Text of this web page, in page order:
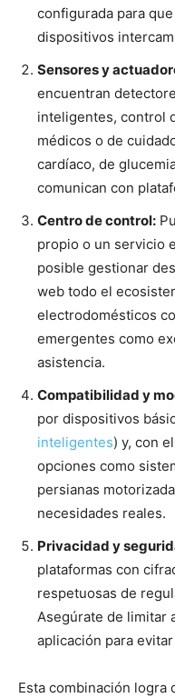
configurada para
dispositivos
Sensores y
encuentran
inteligentes, control
médicos o de
cardíaco, de
comunican con
Centro de control:
propio o un servicio
posible gestionar
web todo el
electrodomésticos
emergentes como
asistencia.
Compatibilidad y
por dispositivos
inteligentes) y, con
opciones como
persianas
necesidades reales.
Privacidad y
plataformas con
respetuosas de
Asegúrate de limitar
aplicación para
Esta combinación logra